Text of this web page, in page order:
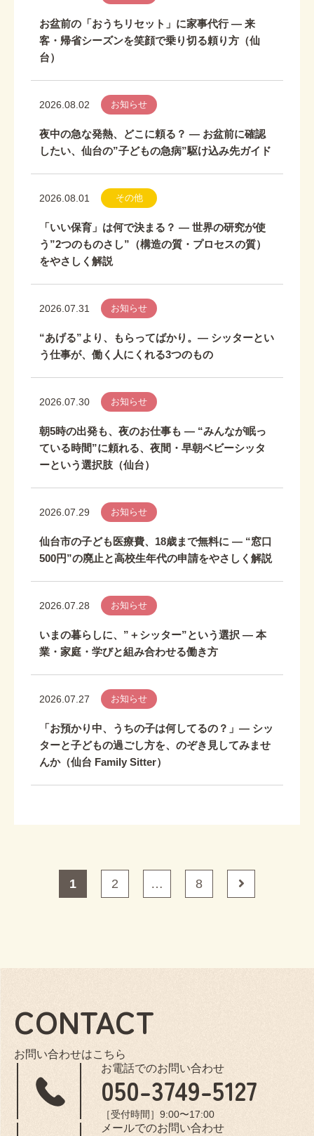
お盆前の「おうちリセット」に家事代行 ― 来
客・帰省シーズンを笑顔で乗り切る頼り方（仙
台）
2026.08.02 お知らせ
夜中の急な発熱、どこに頼る？ ― お盆前に確認
したい、仙台の”子どもの急病”駆け込み先ガイド
2026.08.01 その他
「いい保育」は何で決まる？ ― 世界の研究が使
う”2つのものさし”（構造の質・プロセスの質）
をやさしく解説
2026.07.31 お知らせ
“あげる”より、もらってばかり。― シッターとい
う仕事が、働く人にくれる3つのもの
2026.07.30 お知らせ
朝5時の出発も、夜のお仕事も ― “みんなが眠っ
ている時間”に頼れる、夜間・早朝ベビーシッタ
ーという選択肢（仙台）
2026.07.29 お知らせ
仙台市の子ども医療費、18歳まで無料に ― “窓口
500円”の廃止と高校生年代の申請をやさしく解説
2026.07.28 お知らせ
いまの暮らしに、”＋シッター”という選択 ― 本
業・家庭・学びと組み合わせる働き方
2026.07.27 お知らせ
「お預かり中、うちの子は何してるの？」― シッ
ターと子どもの過ごし方を、のぞき見してみませ
んか（仙台 Family Sitter）
1 2 … 8
CONTACT
お問い合わせはこちら
お電話でのお問い合わせ
050-3749-5127
［受付時間］9:00〜17:00
メールでのお問い合わせ